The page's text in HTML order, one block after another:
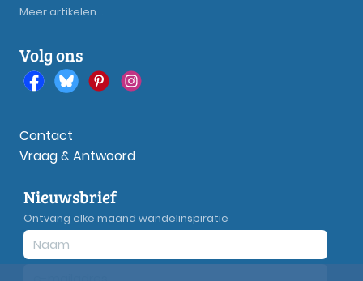
Meer artikelen...
Volg ons
Contact
Vraag & Antwoord
Nieuwsbrief
Ontvang elke maand wandelinspiratie